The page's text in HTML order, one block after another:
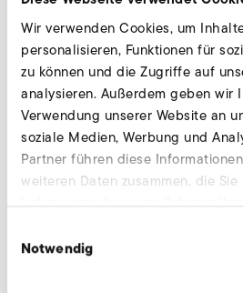
Wir verwenden Cookies, um
personalisieren, Funktionen für
zu können und die Zugriffe auf
analysieren. Außerdem geben wir
Verwendung unserer Website an
soziale Medien, Werbung und
Partner führen diese
weiteren Daten zusammen, die
Notwendig
d5
e
h1
h2